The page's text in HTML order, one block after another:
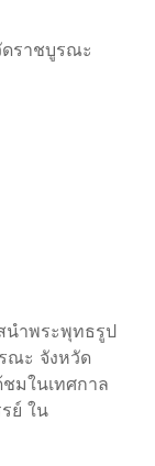
ราชบูรณะ
นำพระพุทธรูป
ณะ จังหวัด
มในเทศกาล
ย์ ใน